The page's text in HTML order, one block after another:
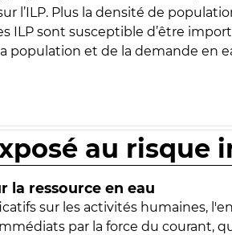
l’ILP. Plus la densité de
ILP sont susceptible d’être
population et de la demande en
au risque
la ressource en eau
sur les activités humaines,
par la force du courant,